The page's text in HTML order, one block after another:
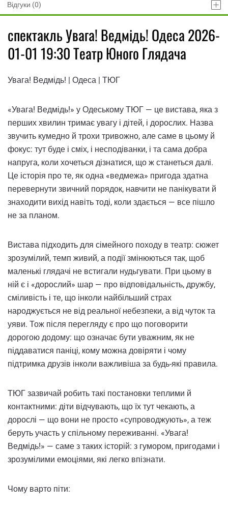
Відгуки (0)
спектакль Увага! Ведмідь! Одеса 2026-
01-01 19:30 Театр Юного Глядача
Увага! Ведмідь! | Одеса | ТЮГ
«Увага! Ведмідь!» у Одеському ТЮГ — це вистава, яка з
перших хвилин тримає увагу і дітей, і дорослих. Назва
звучить кумедно й трохи тривожно, але саме в цьому й
фокус: тут буде і сміх, і несподіванки, і та сама добра
напруга, коли хочеться дізнатися, що ж станеться далі.
Це історія про те, як одна «ведмежа» пригода здатна
перевернути звичний порядок, навчити не панікувати й
знаходити вихід навіть тоді, коли здається — все пішло
не за планом.
Вистава підходить для сімейного походу в театр: сюжет
зрозумілий, темп живий, а події змінюються так, щоб
маленькі глядачі не встигали нудьгувати. При цьому в
ній є і «дорослий» шар — про відповідальність, дружбу,
сміливість і те, що інколи найбільший страх
народжується не від реальної небезпеки, а від чуток та
уяви. Тож після перегляду є про що поговорити
дорогою додому: що означає бути уважним, як не
піддаватися паніці, кому можна довіряти і чому
підтримка друзів інколи важливіша за будь-які правила.
ТЮГ зазвичай робить такі постановки теплими й
контактними: діти відчувають, що їх тут чекають, а
дорослі — що вони не просто «супроводжують», а теж
беруть участь у спільному переживанні. «Увага!
Ведмідь!» — саме з таких історій: з гумором, пригодами і
зрозумілими емоціями, які легко впізнати.
Чому варто піти: